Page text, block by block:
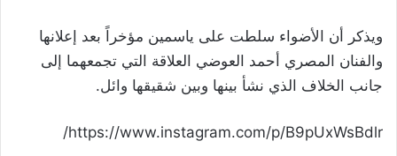
ويذكر أن الأضواء سلطت على ياسمين مؤخراً بعد إعلانها
والفنان المصري أحمد العوضي العلاقة التي تجمعهما إلى
جانب الخلاف الذي نشأ بينها وبين شقيقها وائل.
https://www.instagram.com/p/B9pUxWsBdlr/